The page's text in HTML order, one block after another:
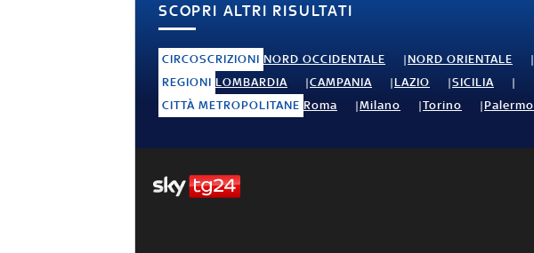
SCOPRI ALTRI RISULTATI
CIRCOSCRIZIONI NORD OCCIDENTALE NORD ORIENTALE
REGIONI LOMBARDIA CAMPANIA LAZIO
SICILIA
CITTÀ METROPOLITANE Roma Milano Torino Palermo